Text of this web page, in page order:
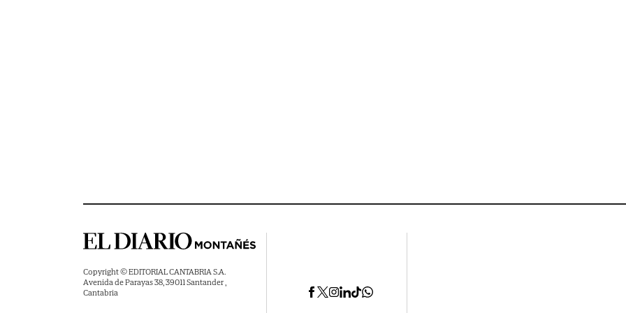
Copyright © EDITORIAL CANTABRIA S.A.
Avenida de Parayas 38, 39011 Santander ,
Cantabria